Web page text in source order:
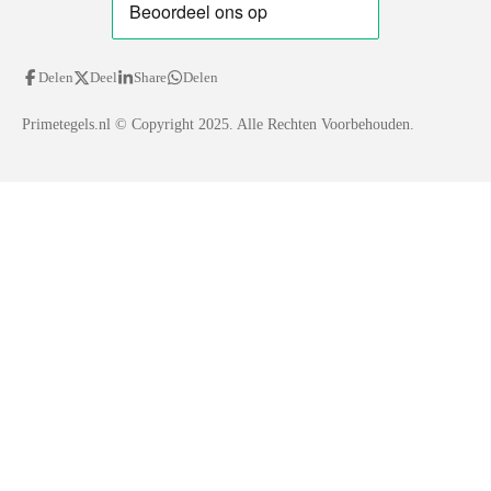
Delen Deel Share Delen
Primetegels.nl © Copyright 2025. Alle Rechten Voorbehouden.